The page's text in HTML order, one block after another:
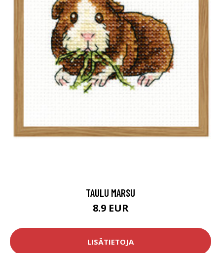
TAULU MARSU
8.9 EUR
LISÄTIETOJA